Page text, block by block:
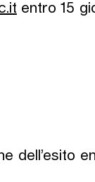
entro 15
dell’esito